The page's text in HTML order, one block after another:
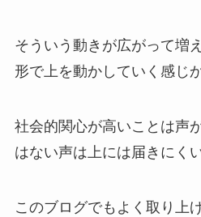
そういう動きが広がって増
形で上を動かしていく感じ
社会的関心が高いことは声
はない声は上には届きにくい
このブログでもよく取り上